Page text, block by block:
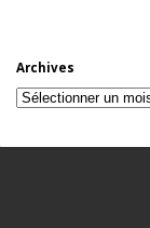
Archives
Archives